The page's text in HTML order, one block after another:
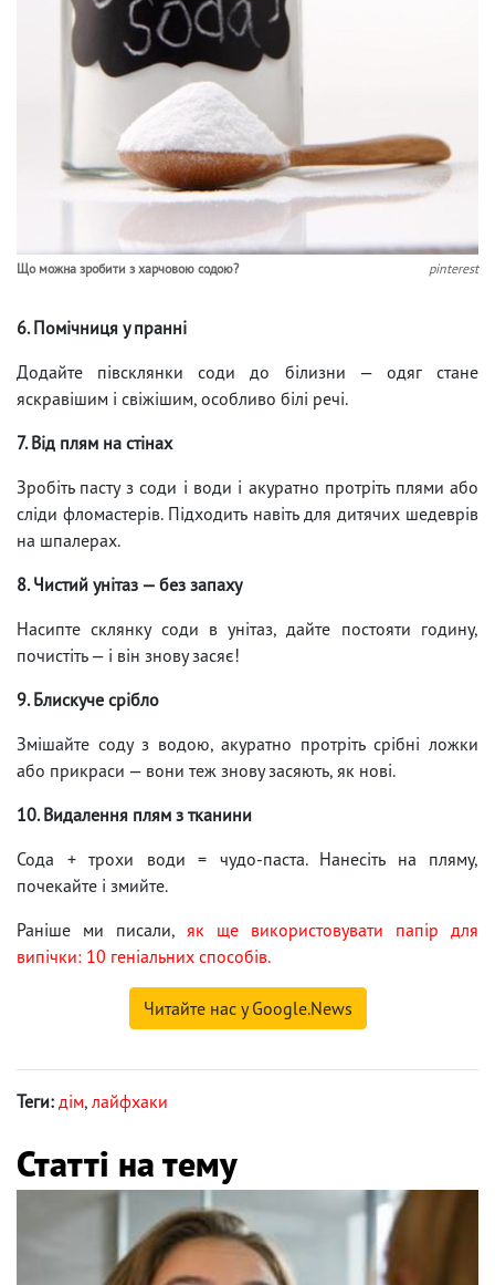
Що можна зробити з харчовою содою? pinterest
6. Помічниця у пранні
Додайте півсклянки соди до білизни — одяг стане
яскравішим і свіжішим, особливо білі речі.
7. Від плям на стінах
Зробіть пасту з соди і води і акуратно протріть плями або
сліди фломастерів. Підходить навіть для дитячих шедеврів
на шпалерах.
8. Чистий унітаз — без запаху
Насипте склянку соди в унітаз, дайте постояти годину,
почистіть — і він знову засяє!
9. Блискуче срібло
Змішайте соду з водою, акуратно протріть срібні ложки
або прикраси — вони теж знову засяють, як нові.
10. Видалення плям з тканини
Сода + трохи води = чудо-паста. Нанесіть на пляму,
почекайте і змийте.
Раніше ми писали, як ще використовувати папір для
випічки: 10 геніальних способів.
Читайте нас у Google.News
Теги: дім, лайфхаки
Статті на тему